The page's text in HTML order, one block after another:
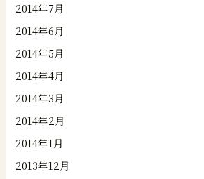
2014年7月
2014年6月
2014年5月
2014年4月
2014年3月
2014年2月
2014年1月
2013年12月